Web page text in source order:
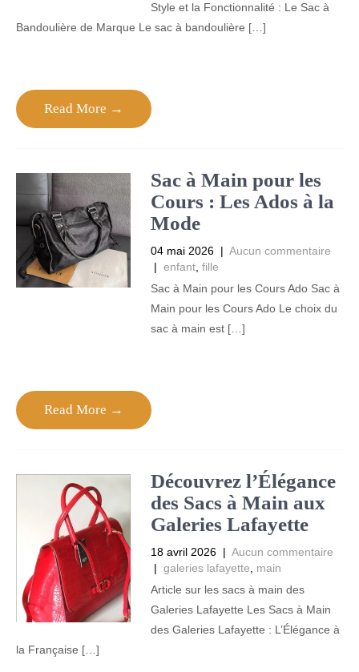
Style et la Fonctionnalité : Le Sac à
Bandoulière de Marque Le sac à bandoulière […]
Read More →
Sac à Main pour les
Cours : Les Ados à la
Mode
04 mai 2026 | Aucun commentaire
| enfant, fille
Sac à Main pour les Cours Ado Sac à
Main pour les Cours Ado Le choix du
sac à main est […]
Read More →
Découvrez l’Élégance
des Sacs à Main aux
Galeries Lafayette
18 avril 2026 | Aucun commentaire
| galeries lafayette
main
Article sur les sacs à main des
Galeries Lafayette Les Sacs à Main
des Galeries Lafayette : L’Élégance à
la Française […]